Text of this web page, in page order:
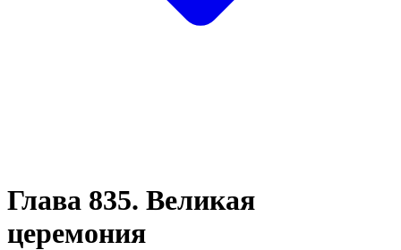
Глава 835. Великая
церемония